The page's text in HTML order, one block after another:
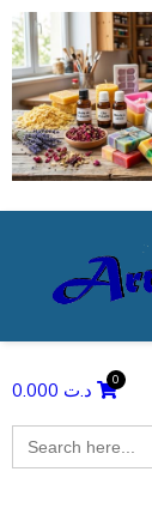
د.ت
Search
for: